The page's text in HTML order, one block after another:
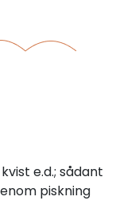
e.d.; sådant
piskning